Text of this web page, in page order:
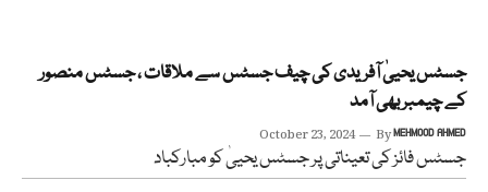
جسٹس یحییٰ آفریدی کی چیف جسٹس سے ملاقات ، جسٹس منصور
کے چیمبر بھی آمد
October 23, 2024 ByMEHMOOD AHMED
جسٹس فائز کی تعیناتی پر جسٹس یحییٰ کو مبارکباد